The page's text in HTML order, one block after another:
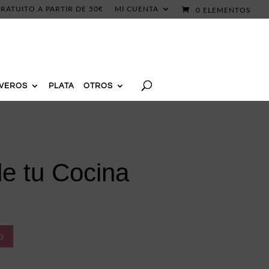
A PARTIR DE 50€ MI CUENTA 0 ELEMENTOS
PLATA OTROS
tu Cocina